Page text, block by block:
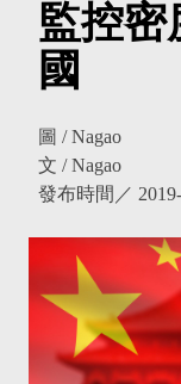
監控密
國
圖 / Nagao
文 / Nagao
發布時間／